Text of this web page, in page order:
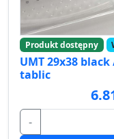
Produkt dostępny
UMT 29x38
tablic
-